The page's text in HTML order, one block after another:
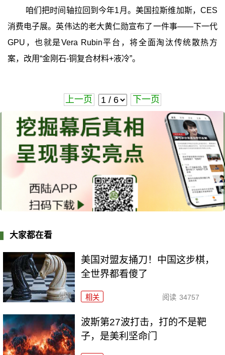
咱们把时间轴拉回到今年1月。美国拉斯维加斯，CES
消费电子展。英伟达的老大黄仁勋宣布了一件事——下一代
GPU，也就是Vera Rubin平台，将全面淘汰传统散热方
案，改用“金刚石-铜复合材料+液冷”。
上一页 下一页
大家都在看
美国对盟友捅刀！中国这步棋，
全世界都看傻了
相关 阅读 34757
波斯第27波打击，打的不是靶
子，是美利坚命门